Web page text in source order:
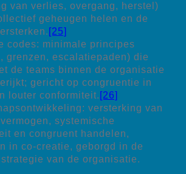
van verlies, overgang, herstel)
geheugen helen en de
[25]
codes: minimale principes
grenzen, escalatiepaden) die
de teams binnen de organisatie
gericht op congruentie in
louter conformiteit.[26]
versterking van
systemische
en congruent handelen,
in co-creatie, geborgd in de
van de organisatie.